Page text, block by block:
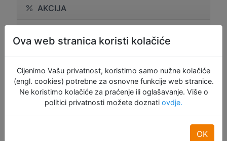
AKCIJA
BBC Micro:bit
Brandovi
Eksper. i proto pločice
Ova web stranica koristi kolačiće
Cijenimo Vašu privatnost, koristimo samo nužne kolačiće
(engl. cookies) potrebne za osnovne funkcije web stranice.
Ne koristimo kolačiće za praćenje ili oglašavanje. Više o
politici privatnosti možete doznati ovdje.
OK